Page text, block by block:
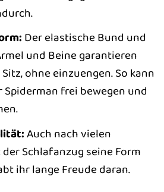
Der elastische Bund und
und Beine garantieren
ohne einzuengen. So kann
frei bewegen und
Auch nach vielen
Schlafanzug seine Form
ihr lange Freude daran.